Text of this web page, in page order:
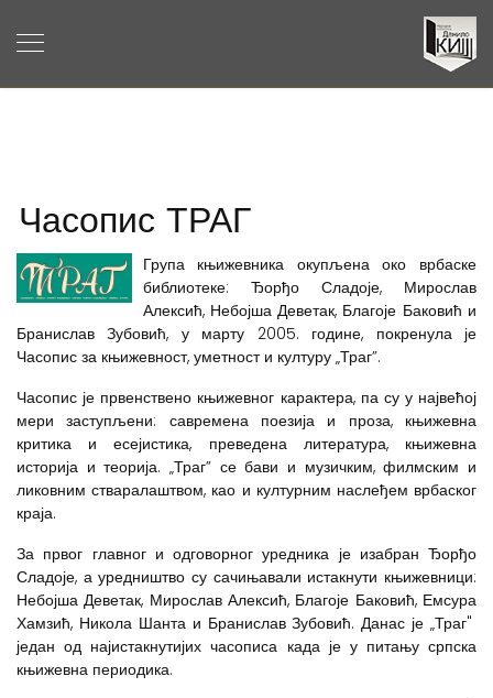
Часопис ТРАГ
Група књижевника окупљена око врбаске
библиотеке: Ђорђо Сладоје, Мирослав
Алексић, Небојша Деветак, Благоје Баковић и
Бранислав Зубовић, у марту 2005. године, покренула је
Часопис за књижевност, уметност и културу „Траг”.
Часопис је првенствено књижевног карактера, па су у највећој
мери заступљени: савремена поезија и проза, књижевна
критика и есејистика, преведена литература, књижевна
историја и теорија. „Траг” се бави и музичким, филмским и
ликовним стваралаштвом, као и културним наслеђем врбаског
краја.
За првог главног и одговорног уредника је изабран Ђорђо
Сладоје, а уредништво су сачињавали истакнути књижевници:
Небојша Деветак, Мирослав Алексић, Благоје Баковић, Емсура
Хамзић, Никола Шанта и Бранислав Зубовић. Данас је „Траг"
један од најистакнутијих часописа када је у питању српска
књижевна периодика.